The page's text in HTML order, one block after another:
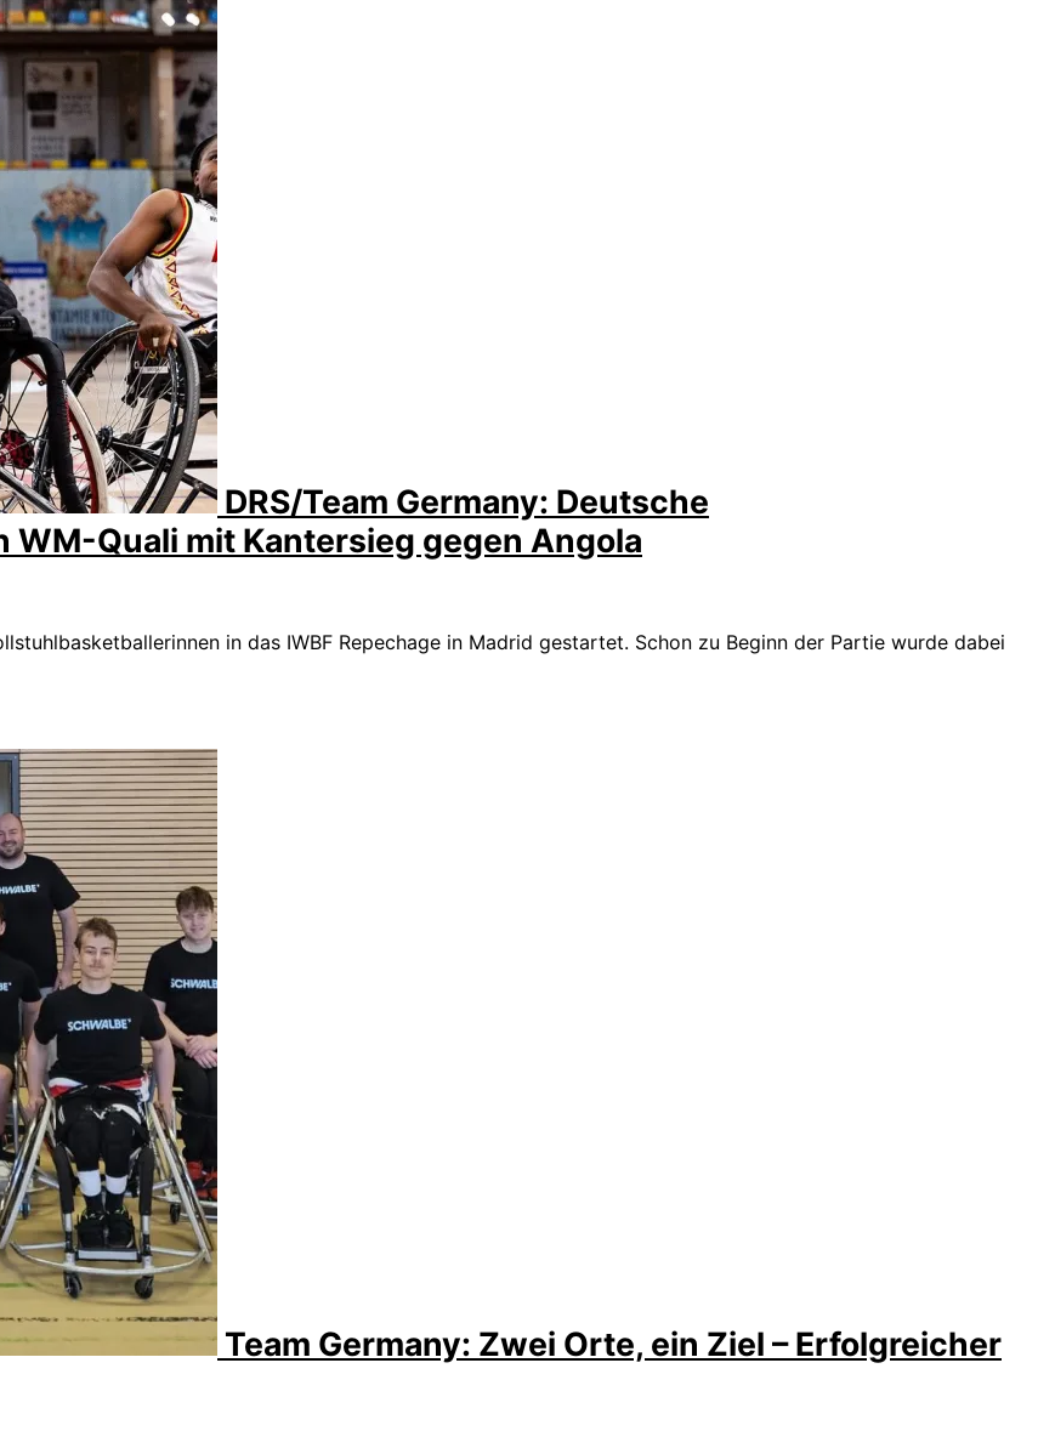
DRS/Team Germany: Deutsche
Quali mit Kantersieg gegen Angola
in das IWBF Repechage in Madrid gestartet. Schon zu Beginn der Partie wurde dabei
Team Germany: Zwei Orte, ein Ziel – Erfolgreicher